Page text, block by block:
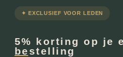
✦ EXCLUSIEF VOOR LEDEN
5% korting op je
bestelling